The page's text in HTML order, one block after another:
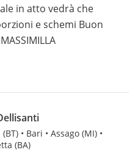
in atto vedrà che
e schemi Buon
• Bari • Assago (MI) •
(BA)